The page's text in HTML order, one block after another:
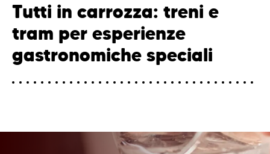
Tutti in carrozza: treni e
tram per esperienze
gastronomiche speciali